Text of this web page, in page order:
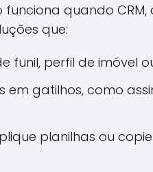
funciona quando
que:
funil, perfil de imóvel
em gatilhos, como
planilhas ou copie